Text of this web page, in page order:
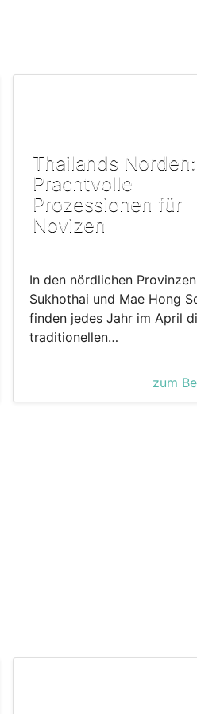
Thailands Norden:
Prachtvolle
Prozessionen für
Novizen
In den nördlichen Provinzen
Sukhothai und Mae Hong
finden jedes Jahr im April
traditionellen…
zum